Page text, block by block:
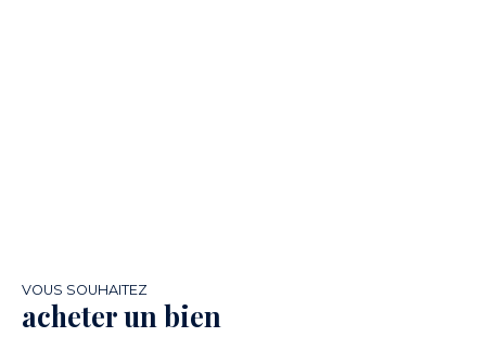
VOUS SOUHAITEZ
acheter un bien